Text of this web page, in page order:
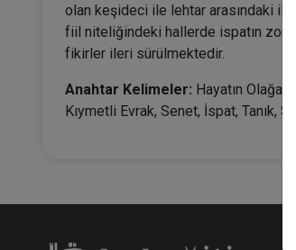
olan keşideci ile lehtar arasındaki
fiil niteliğindeki hallerde ispatın zor
fikirler ileri sürülmektedir.
Anahtar Kelimeler: Hayatın
Kıymetli Evrak, Senet, İspat, Tanık,